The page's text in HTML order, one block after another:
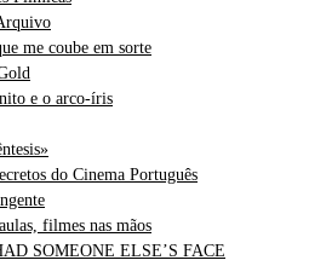
me coube em sorte
e o arco-íris
do Cinema Português
filmes nas mãos
SOMEONE ELSE’S FACE